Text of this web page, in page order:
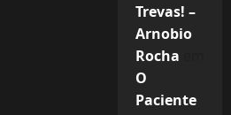
Trevas! –
Arnobio
Rocha
O
Paciente